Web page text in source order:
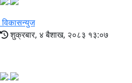
विकासन्युज
शुक्रबार, ४ बैशाख, २०८३ १३:०७